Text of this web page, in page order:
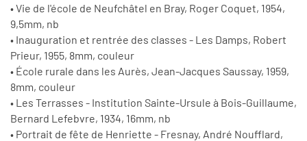
• Vie de l'école de Neufchâtel en Bray, Roger Coquet, 1954,
9,5mm, nb
• Inauguration et rentrée des classes - Les Damps, Robert
Prieur, 1955, 8mm, couleur
• École rurale dans les Aurès, Jean-Jacques Saussay, 1959,
8mm, couleur
• Les Terrasses - Institution Sainte-Ursule à Bois-Guillaume,
Bernard Lefebvre, 1934, 16mm, nb
• Portrait de fête de Henriette - Fresnay, André Noufflard,